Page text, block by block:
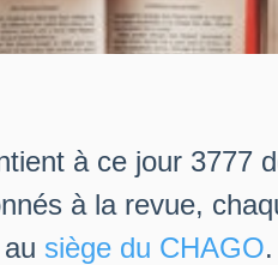
à ce jour 3777
à la revue,
siège du CHAGO.